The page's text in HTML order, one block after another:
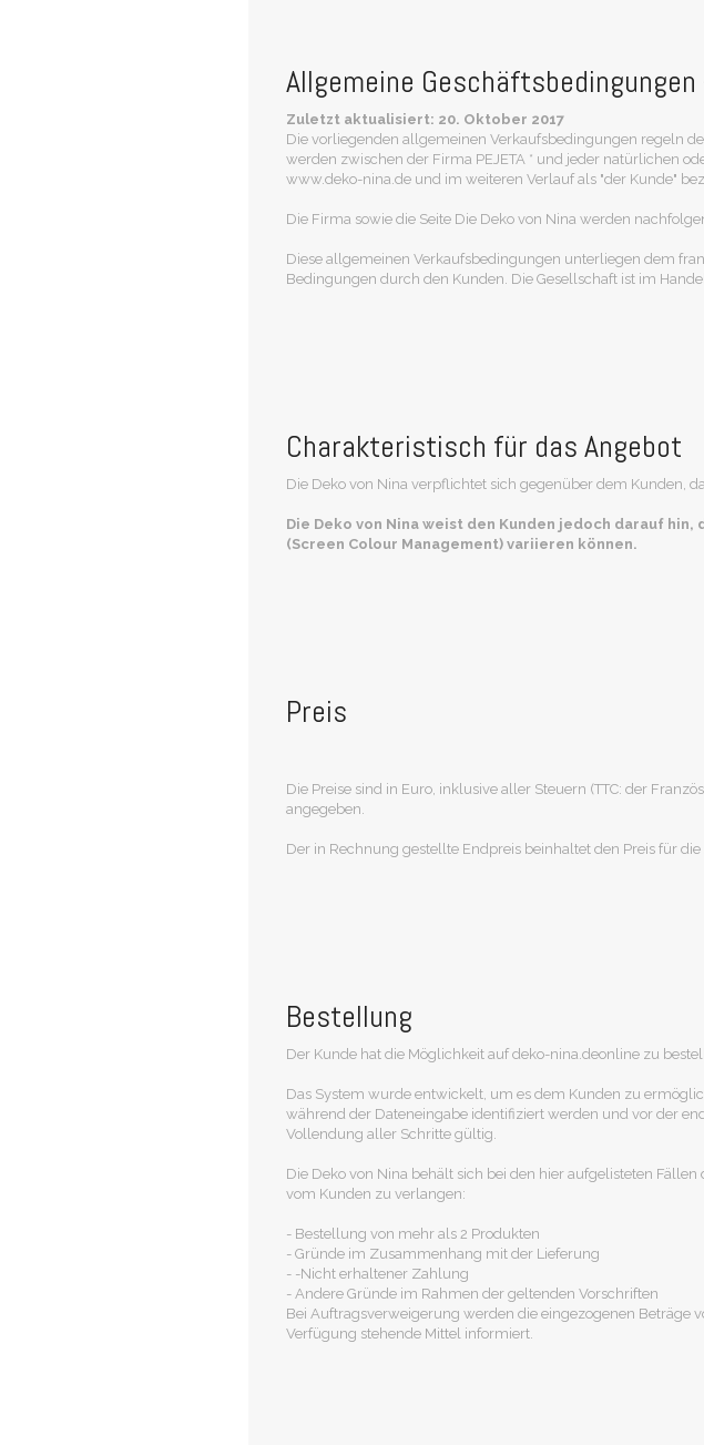
Allgemeine
Zuletzt aktualisiert: 20. Oktober 2017
Die vorliegenden allgemeinen Verkaufsbedingungen regeln
werden zwischen der Firma PEJETA * und jeder natürlichen
www.deko-nina.de und im weiteren Verlauf als "der Kunde"
Die Firma sowie die Seite Die Deko von Nina werden
Diese allgemeinen Verkaufsbedingungen unterliegen dem
Bedingungen durch den Kunden. Die Gesellschaft ist im
Charakteristisch für das Angebot
Die Deko von Nina verpflichtet sich gegenüber dem Kunden,
Die Deko von Nina weist den Kunden jedoch darauf
(Screen Colour Management) variieren können.
Preis
Die Preise sind in Euro, inklusive aller Steuern (TTC: der
angegeben.
Der in Rechnung gestellte Endpreis beinhaltet den Preis für
Bestellung
Der Kunde hat die Möglichkeit auf deko-nina.deonline zu
Das System wurde entwickelt, um es dem Kunden zu
während der Dateneingabe identifiziert werden und vor der
Vollendung aller Schritte gültig.
Die Deko von Nina behält sich bei den hier aufgelisteten
vom Kunden zu verlangen:
- Bestellung von mehr als 2 Produkten
- Gründe im Zusammenhang mit der Lieferung
- -Nicht erhaltener Zahlung
- Andere Gründe im Rahmen der geltenden Vorschriften
Bei Auftragsverweigerung werden die eingezogenen Beträge
Verfügung stehende Mittel informiert.